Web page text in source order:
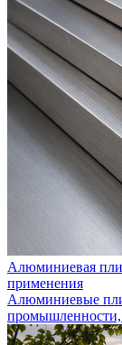
Алюминиевая
применения
Алюминиевые
промышленности,